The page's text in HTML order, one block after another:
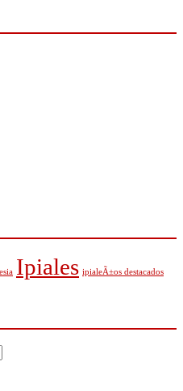
Ipiales ipialeÃ±os destacados